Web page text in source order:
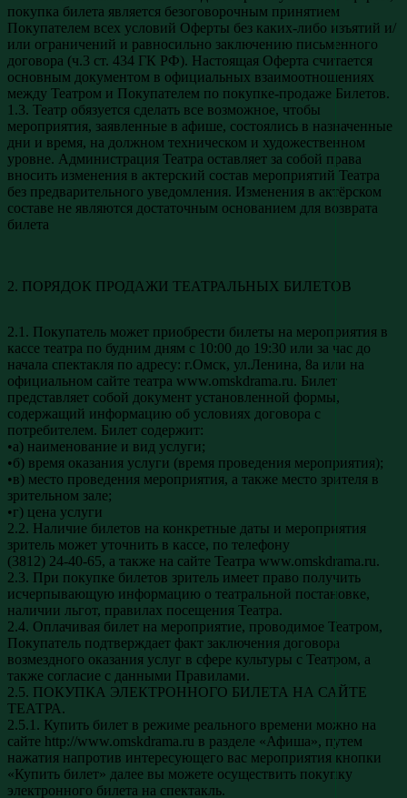
покупка билета является безоговорочным принятием
Покупателем всех условий Оферты без каких-либо изъятий и/
или ограничений и равносильно заключению письменного
договора (ч.3 ст. 434 ГК РФ). Настоящая Оферта считается
основным документом в официальных взаимоотношениях
между Театром и Покупателем по покупке-продаже Билетов.
1.3. Театр обязуется сделать все возможное, чтобы
мероприятия, заявленные в афише, состоялись в назначенные
дни и время, на должном техническом и художественном
уровне. Администрация Театра оставляет за собой права
вносить изменения в актерский состав мероприятий Театра
без предварительного уведомления. Изменения в актёрском
составе не являются достаточным основанием для возврата
билета
2. ПОРЯДОК ПРОДАЖИ ТЕАТРАЛЬНЫХ БИЛЕТОВ
2.1. Покупатель может приобрести билеты на мероприятия в
кассе театра по будним дням с 10:00 до 19:30 или за час до
начала спектакля по адресу: г.Омск, ул.Ленина, 8а или на
официальном сайте театра www.omskdrama.ru. Билет
представляет собой документ установленной формы,
содержащий информацию об условиях договора с
потребителем. Билет содержит:
•а) наименование и вид услуги;
•б) время оказания услуги (время проведения мероприятия);
•в) место проведения мероприятия, а также место зрителя в
зрительном зале;
•г) цена услуги
2.2. Наличие билетов на конкретные даты и мероприятия
зритель может уточнить в кассе, по телефону
(3812) 24-40-65, а также на сайте Театра www.omskdrama.ru.
2.3. При покупке билетов зритель имеет право получить
исчерпывающую информацию о театральной постановке,
наличии льгот, правилах посещения Театра.
2.4. Оплачивая билет на мероприятие, проводимое Театром,
Покупатель подтверждает факт заключения договора
возмездного оказания услуг в сфере культуры с Театром, а
также согласие с данными Правилами.
2.5. ПОКУПКА ЭЛЕКТРОННОГО БИЛЕТА НА САЙТЕ
ТЕАТРА.
2.5.1. Купить билет в режиме реального времени можно на
сайте http://www.omskdrama.ru в разделе «Афиша», путем
нажатия напротив интересующего вас мероприятия кнопки
«Купить билет» далее вы можете осуществить покупку
электронного билета на спектакль.